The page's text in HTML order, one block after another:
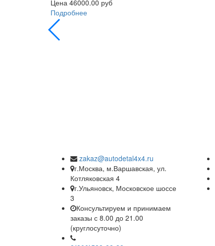
Цена 46000.00 руб
Подробнее
zakaz@autodetal4x4.ru
г.Москва, м.Варшавская, ул.
Котляковская 4
г.Ульяновск, Московское шоссе
3
Консультируем и принимаем
заказы с 8.00 до 21.00
(круглосуточно)